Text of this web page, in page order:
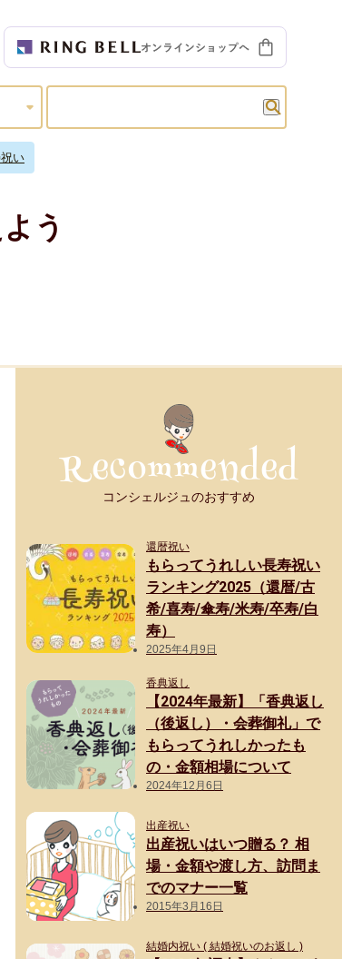
い
う
コンシェルジュのおすすめ
還暦祝い
もらってうれしい長寿祝い
ランキング2025（還暦/古
希/喜寿/傘寿/米寿/卒寿/白
寿）
2025年4月9日
香典返し
【2024年最新】「香典返し
（後返し）・会葬御礼」で
もらってうれしかったも
の・金額相場について
2024年12月6日
出産祝い
出産祝いはいつ贈る？ 相
場・金額や渡し方、訪問ま
でのマナー一覧
2015年3月16日
結婚内祝い ( 結婚祝いのお返し )